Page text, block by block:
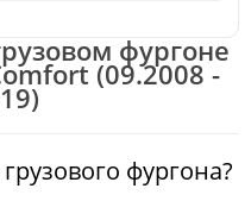
фургоне
(09.2008 -
фургона?